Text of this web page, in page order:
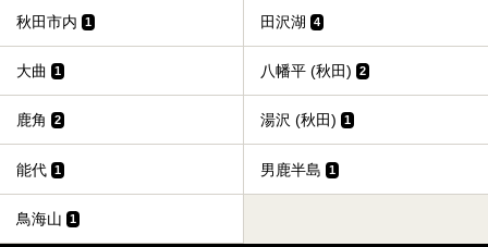
秋田市内 1 田沢湖 4
大曲 1 八幡平 (秋田) 2
鹿角 2 湯沢 (秋田) 1
能代 1 男鹿半島 1
鳥海山 1